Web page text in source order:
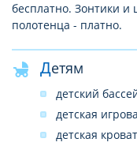
бесплатно. Зонтики
полотенца - платно.
Детям
детский
детская
детская